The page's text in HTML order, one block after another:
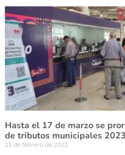
Hasta el 17 de marzo se
de tributos municipales 2023
23 de febrero de 2023